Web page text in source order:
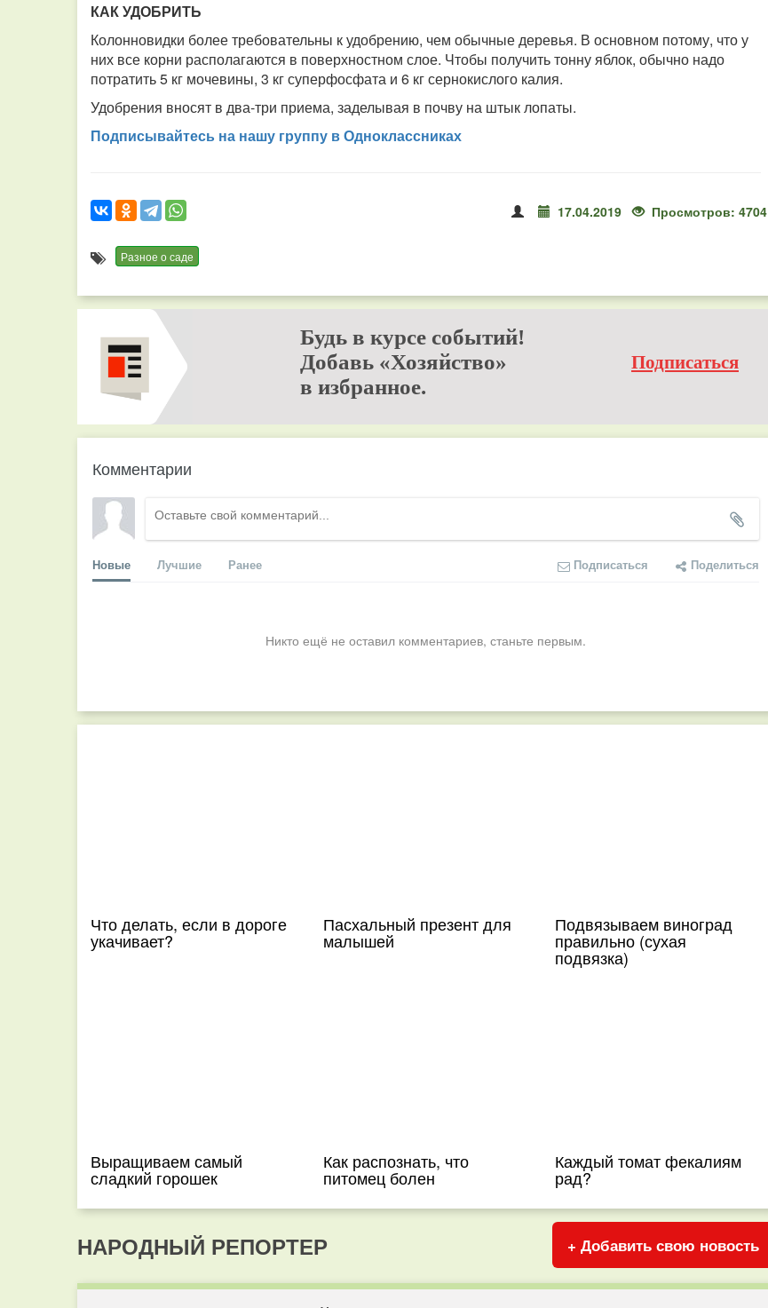
КАК УДОБРИТЬ
Колонновидки более требовательны к удобрению, чем обычные деревья. В основном потому, что у
них все корни располагаются в поверхностном слое. Чтобы получить тонну яблок, обычно надо
потратить 5 кг мочевины, 3 кг суперфосфата и 6 кг сернокислого калия.
Удобрения вносят в два-три приема, заделывая в почву на штык лопаты.
Подписывайтесь на нашу группу в Одноклассниках
17.04.2019 Просмотров: 4704
Разное о саде
Будь в курсе событий!
Добавь «Хозяйство»
в избранное.
Подписаться
Комментарии
Новые Лучшие Ранее Подписаться Поделиться
Никто ещё не оставил комментариев, станьте первым.
Что делать, если в дороге
укачивает?
Пасхальный презент для
малышей
Подвязываем виноград
правильно (сухая
подвязка)
Выращиваем самый
сладкий горошек
Как распознать, что
питомец болен
Каждый томат фекалиям
рад?
НАРОДНЫЙ РЕПОРТЕР + Добавить свою новость